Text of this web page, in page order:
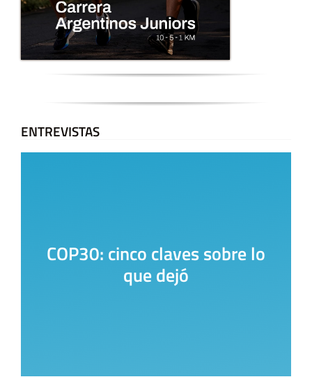
ENTREVISTAS
COP30: cinco claves sobre lo
que dejó